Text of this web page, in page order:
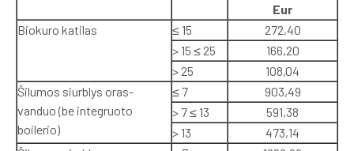
Eur
Biokuro katilas
≤ 15
272,40
> 15 ≤ 25
166,20
> 25
108,04
Šilumos siurblys oras-
vanduo (be integruoto
boilerio)
≤ 7
903,49
> 7 ≤ 13
591,38
> 13
473,14